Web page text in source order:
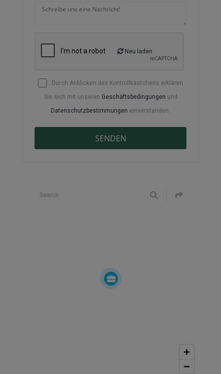
Neu laden
Durch Anklicken des Kontrollkästchens erklären
Sie sich mit unseren Geschäftsbedingungen und
Datenschutzbestimmungen einverstanden.